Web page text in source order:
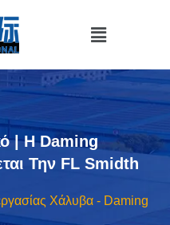
| Η Daming
Την FL Smidth
Χάλυβα - Daming